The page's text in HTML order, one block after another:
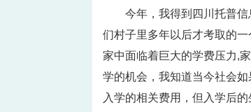
今年，我得到四川托普
们村子里多年以后才考取的
家中面临着巨大的学费压力,
学的机会，我知道当今社会
入学的相关费用，但入学后